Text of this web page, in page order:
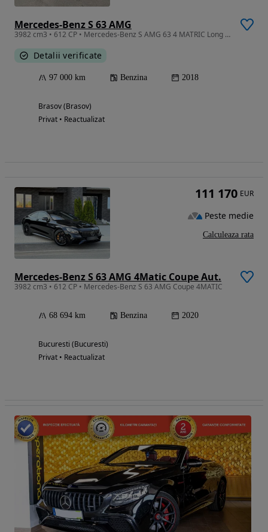
Mercedes-Benz S 63 AMG
3982 cm3 • 612 CP • Mercedes-Benz S AMG 63 4 MATRIC Long Aut. Benzina 2018. 97.000km
Detalii verificate
97 000 km Benzina 2018
Brasov (Brasov)
Privat • Reactualizat
Mercedes-Benz S 63 AMG 4Matic Coupe Aut.
3982 cm3 • 612 CP • Mercedes-Benz S 63 AMG Coupe 4MATIC
68 694 km Benzina 2020
Bucuresti (Bucuresti)
Privat • Reactualizat
111 170 EUR
Peste medie
Calculeaza rata